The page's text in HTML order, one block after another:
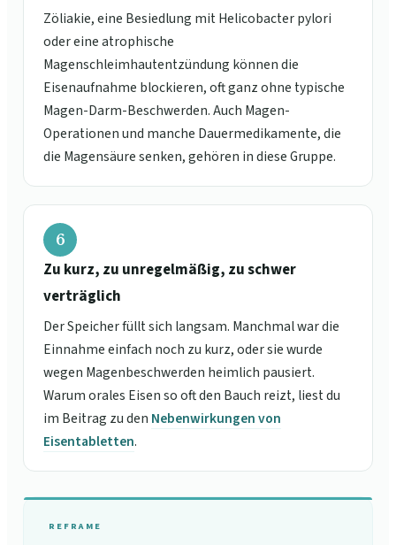
Zöliakie, eine Besiedlung mit Helicobacter pylori
oder eine atrophische
Magenschleimhautentzündung können die
Eisenaufnahme blockieren, oft ganz ohne typische
Magen-Darm-Beschwerden. Auch Magen-
Operationen und manche Dauermedikamente, die
die Magensäure senken, gehören in diese Gruppe.
6
Zu kurz, zu unregelmäßig, zu schwer
verträglich
Der Speicher füllt sich langsam. Manchmal war die
Einnahme einfach noch zu kurz, oder sie wurde
wegen Magenbeschwerden heimlich pausiert.
Warum orales Eisen so oft den Bauch reizt, liest du
im Beitrag zu den Nebenwirkungen von
Eisentabletten.
REFRAME